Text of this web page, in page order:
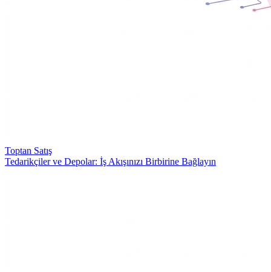
Toptan Satış
Tedarikçiler ve Depolar: İş Akışınızı Birbirine Bağlayın